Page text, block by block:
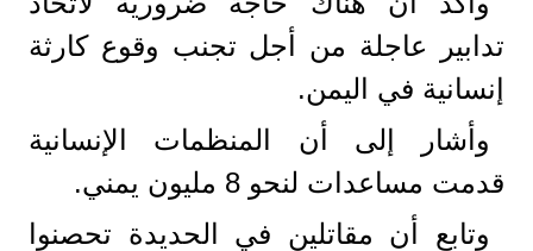
تدابير عاجلة من أجل تجنب وقوع كارثة
إنسانية في اليمن.
وأشار إلى أن المنظمات الإنسانية
قدمت مساعدات لنحو 8 مليون يمني.
وتابع أن مقاتلين في الحديدة تحصنوا